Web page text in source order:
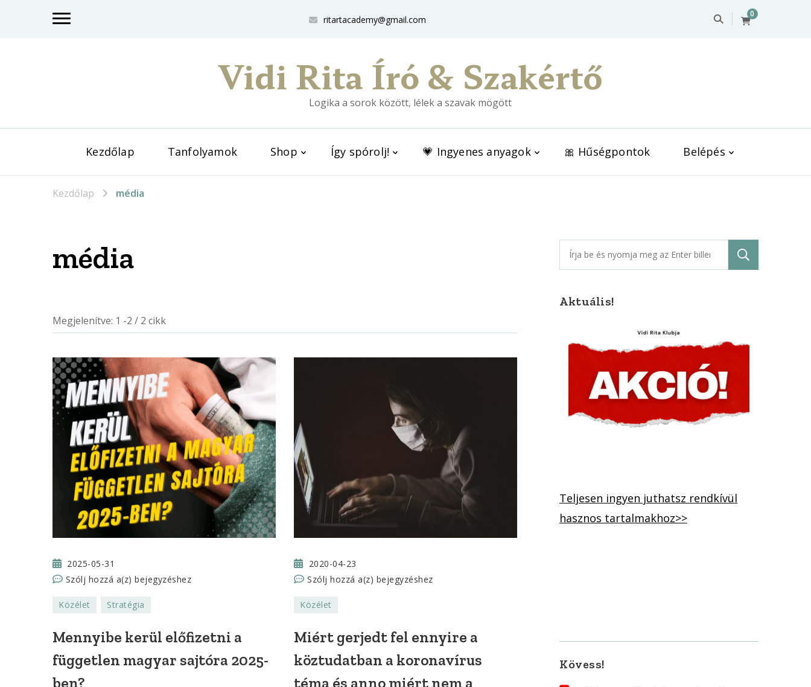
ritartacademy@gmail.com
0
Vidi Rita Író & Szakértő
Logika a sorok között, lélek a szavak mögött
Kezdőlap Tanfolyamok Shop Így spórolj! 💗 Ingyenes anyagok 🎀 Hűségpontok Belépés
Kezdőlap média
média
Megjelenítve: 1 -2 / 2 cikk
2025-05-31
Szólj hozzá a(z)Mennyibe
előfizetni
független
magyar
bejegyzéshez
Közélet Stratégia
Mennyibe kerül előfizetni a
független magyar sajtóra 2025-
ben?
2020-04-23
Szólj hozzá a(z) Miért
a
köztudatban
bejegyzéshez
Közélet
Miért gerjedt fel ennyire a
köztudatban a koronavírus
téma és anno miért nem a
Keresés:
Aktuális!
Teljesen ingyen juthatsz rendkívül
hasznos tartalmakhoz>>
Kövess!